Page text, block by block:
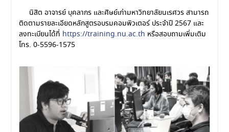
นิสิต อาจารย์ บุคลากร และศิษย์เก่ามหาวิทยาลัยนเรศวร สามารถ
ติดตามรายละเอียดหลักสูตรอบรมคอมพิวเตอร์ ประจำปี 2567 และ
ลงทะเบียนได้ที่ https://training.nu.ac.th หรือสอบถามเพิ่มเติม
โทร. 0-5596-1575